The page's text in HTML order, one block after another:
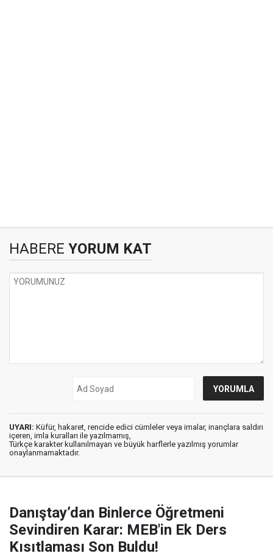
HABERE YORUM KAT
UYARI: Küfür, hakaret, rencide edici cümleler veya imalar, inançlara saldırı
içeren, imla kuralları ile yazılmamış,
Türkçe karakter kullanılmayan ve büyük harflerle yazılmış yorumlar
onaylanmamaktadır.
Danıştay’dan Binlerce Öğretmeni
Sevindiren Karar: MEB'in Ek Ders
Kısıtlaması Son Buldu!